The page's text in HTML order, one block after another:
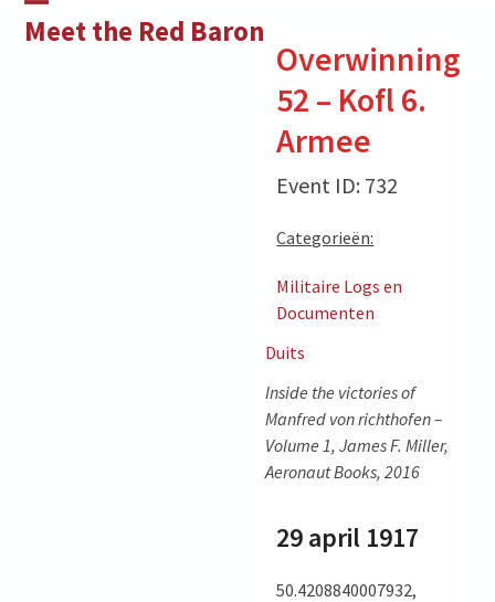
Meet the Red Baron
Open
Close
Overwinning
52 – Kofl 6.
Armee
Event ID: 732
Categorieën:
Militaire Logs en
Documenten
Duits
Inside the victories of
Manfred von richthofen –
Volume 1, James F. Miller,
Aeronaut Books, 2016
29 april 1917
50.4208840007932,